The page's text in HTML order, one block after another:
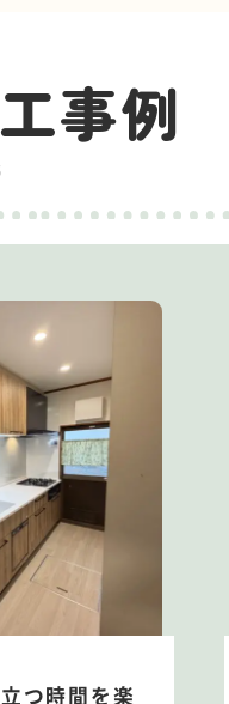
事例
つ時間を楽